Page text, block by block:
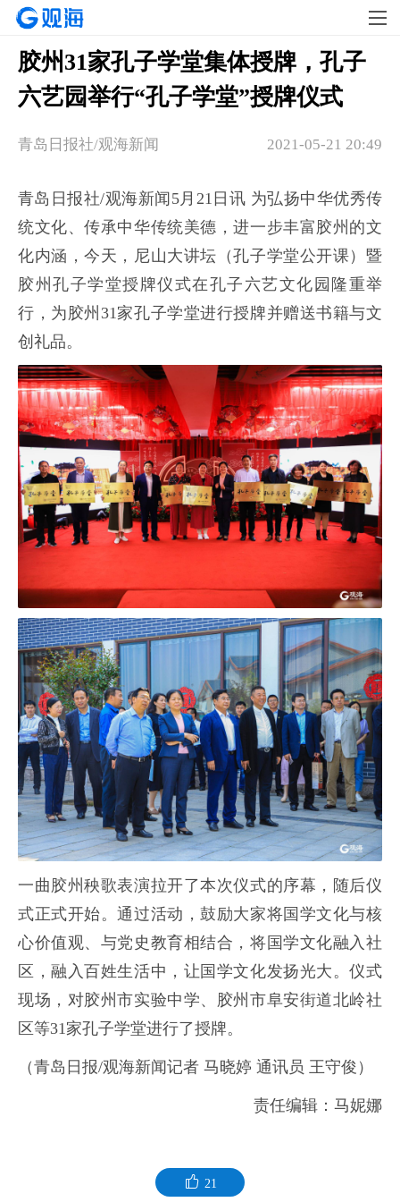
胶州31家孔子学堂集体授牌，孔子
六艺园举行“孔子学堂”授牌仪式
2021-05-21 20:49
青岛日报社/观海新闻
青岛日报社/观海新闻5月21日讯 为弘扬中华优秀传
统文化、传承中华传统美德，进一步丰富胶州的文
化内涵，今天，尼山大讲坛（孔子学堂公开课）暨
胶州孔子学堂授牌仪式在孔子六艺文化园隆重举
行，为胶州31家孔子学堂进行授牌并赠送书籍与文
创礼品。
一曲胶州秧歌表演拉开了本次仪式的序幕，随后仪
式正式开始。通过活动，鼓励大家将国学文化与核
心价值观、与党史教育相结合，将国学文化融入社
区，融入百姓生活中，让国学文化发扬光大。仪式
现场，对胶州市实验中学、胶州市阜安街道北岭社
区等31家孔子学堂进行了授牌。
（青岛日报/观海新闻记者 马晓婷 通讯员 王守俊）
责任编辑：马妮娜
21